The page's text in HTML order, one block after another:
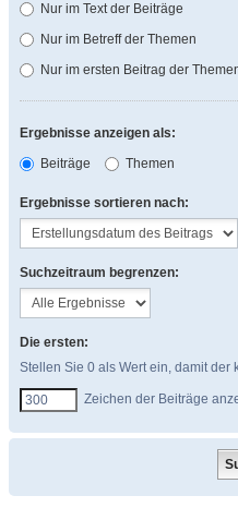
Nur im Text der Beiträge
Nur im Betreff der Themen
Nur im ersten Beitrag der
Ergebnisse anzeigen als:
Beiträge
Themen
Ergebnisse sortieren nach:
Suchzeitraum begrenzen:
Die ersten:
Stellen Sie 0 als Wert ein, damit der
Zeichen der Beiträge